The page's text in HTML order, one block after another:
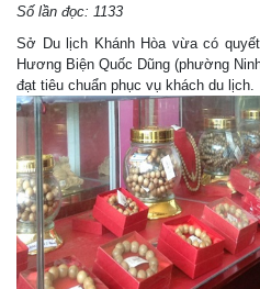
Số lần đọc: 1133
Sở Du lịch Khánh Hòa vừa có
Hương Biện Quốc Dũng (phường
đạt tiêu chuẩn phục vụ khách du lịch.